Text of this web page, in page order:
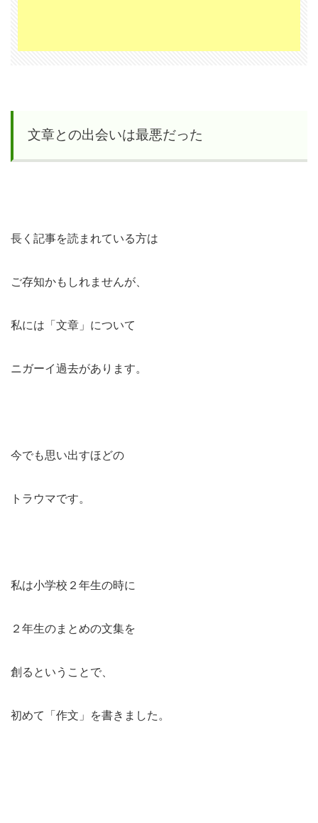
文章との出会いは最悪だった
長く記事を読まれている方は
ご存知かもしれませんが、
私には「文章」について
ニガーイ過去があります。
今でも思い出すほどの
トラウマです。
私は小学校２年生の時に
２年生のまとめの文集を
創るということで、
初めて「作文」を書きました。